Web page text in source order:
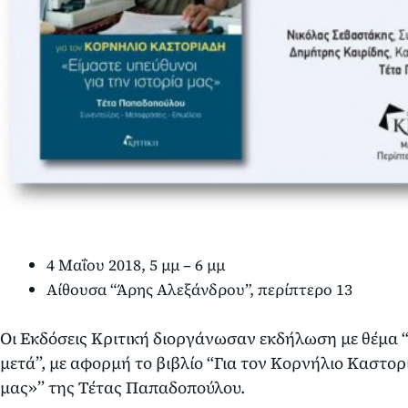
4 Μαΐου 2018, 5 μμ – 6 μμ
Αίθουσα “Άρης Αλεξάνδρου”, περίπτερο 13
Οι Εκδόσεις Κριτική διοργάνωσαν εκδήλωση με θέμα
μετά”, με αφορμή το βιβλίο “Για τον Κορνήλιο
μας»” της Τέτας Παπαδοπούλου.